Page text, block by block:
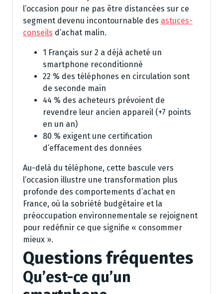
l’occasion pour ne pas être distancées sur ce
segment devenu incontournable des astuces-
conseils d’achat malin.
1 Français sur 2 a déjà acheté un
smartphone reconditionné
22 % des téléphones en circulation sont
de seconde main
44 % des acheteurs prévoient de
revendre leur ancien appareil (+7 points
en un an)
80 % exigent une certification
d’effacement des données
Au-delà du téléphone, cette bascule vers
l’occasion illustre une transformation plus
profonde des comportements d’achat en
France, où la sobriété budgétaire et la
préoccupation environnementale se rejoignent
pour redéfinir ce que signifie « consommer
mieux ».
Questions fréquentes
Qu’est-ce qu’un